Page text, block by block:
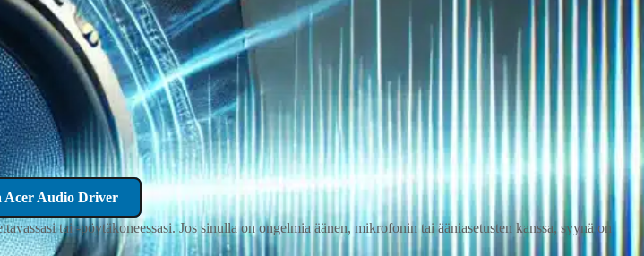
Acer Audio Driver
tai ‑pöytäkoneessasi. Jos sinulla on ongelmia äänen, mikrofonin tai ääniasetusten kanssa, syynä on